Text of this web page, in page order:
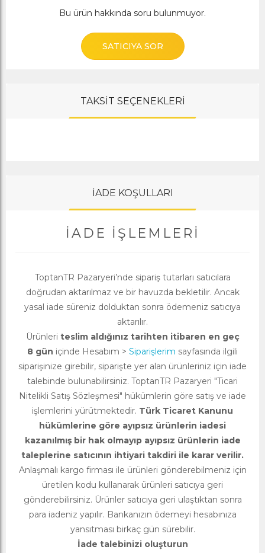
Bu ürün hakkında soru bulunmuyor.
SATICIYA SOR
TAKSİT SEÇENEKLERİ
İADE KOŞULLARI
İADE İŞLEMLERI
ToptanTR Pazaryeri’nde sipariş tutarları satıcılara
doğrudan aktarılmaz ve bir havuzda bekletilir. Ancak
yasal iade süreniz dolduktan sonra ödemeniz satıcıya
aktarılır.
Ürünleri teslim aldığınız tarihten itibaren en geç
8 gün içinde Hesabım > Siparişlerim sayfasında ilgili
siparişinize girebilir, siparişte yer alan ürünleriniz için iade
talebinde bulunabilirsiniz. ToptanTR Pazaryeri "Ticari
Nitelikli Satış Sözleşmesi" hükümlerin göre satış ve iade
işlemlerini yürütmektedir. Türk Ticaret Kanunu
hükümlerine göre ayıpsız ürünlerin iadesi
kazanılmış bir hak olmayıp ayıpsız ürünlerin iade
taleplerine satıcının ihtiyari takdiri ile karar verilir.
Anlaşmalı kargo firması ile ürünleri gönderebilmeniz için
üretilen kodu kullanarak ürünleri satıcıya geri
gönderebilirsiniz. Ürünler satıcıya geri ulaştıktan sonra
para iadeniz yapılır. Bankanızın ödemeyi hesabınıza
yansıtması birkaç gün sürebilir.
İade talebinizi oluşturun